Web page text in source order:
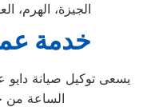
الجيزة، الهرم،
خدمة
يسعى توكيل صيانة
الساعة من